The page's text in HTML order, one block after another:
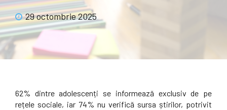
29 octombrie 2025
62% dintre adolescenți se informează exclusiv de pe
rețele sociale, iar 74% nu verifică sursa știrilor, potrivit